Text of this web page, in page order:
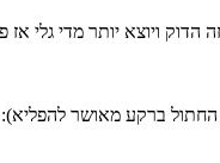
ברקע מאושר להפליא):